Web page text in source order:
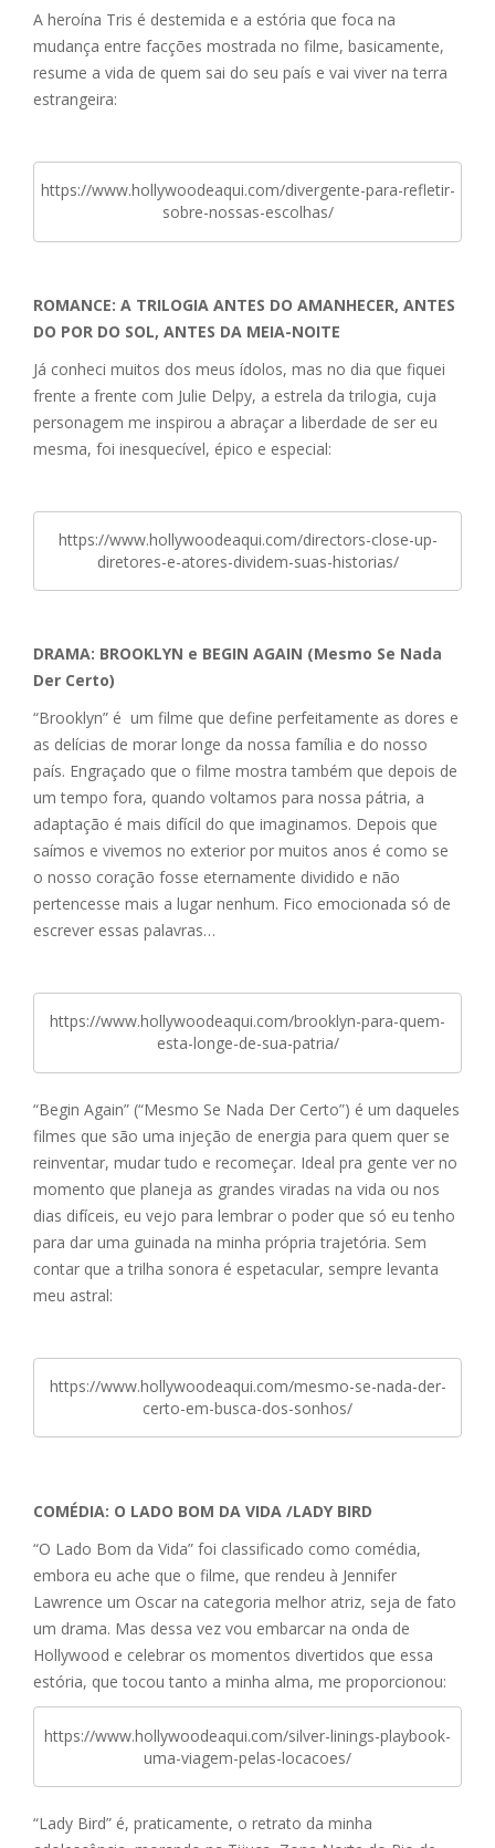
A heroína Tris é destemida e a estória que foca na
mudança entre facções mostrada no filme, basicamente,
resume a vida de quem sai do seu país e vai viver na terra
estrangeira:
https://www.hollywoodeaqui.com/divergente-para-refletir-
sobre-nossas-escolhas/
ROMANCE: A TRILOGIA ANTES DO AMANHECER, ANTES
DO POR DO SOL, ANTES DA MEIA-NOITE
Já conheci muitos dos meus ídolos, mas no dia que fiquei
frente a frente com Julie Delpy, a estrela da trilogia, cuja
personagem me inspirou a abraçar a liberdade de ser eu
mesma, foi inesquecível, épico e especial:
https://www.hollywoodeaqui.com/directors-close-up-
diretores-e-atores-dividem-suas-historias/
DRAMA: BROOKLYN e BEGIN AGAIN (Mesmo Se Nada
Der Certo)
“Brooklyn” é um filme que define perfeitamente as dores e
as delícias de morar longe da nossa família e do nosso
país. Engraçado que o filme mostra também que depois de
um tempo fora, quando voltamos para nossa pátria, a
adaptação é mais difícil do que imaginamos. Depois que
saímos e vivemos no exterior por muitos anos é como se
o nosso coração fosse eternamente dividido e não
pertencesse mais a lugar nenhum. Fico emocionada só de
escrever essas palavras…
https://www.hollywoodeaqui.com/brooklyn-para-quem-
esta-longe-de-sua-patria/
“Begin Again” (“Mesmo Se Nada Der Certo”) é um daqueles
filmes que são uma injeção de energia para quem quer se
reinventar, mudar tudo e recomeçar. Ideal pra gente ver no
momento que planeja as grandes viradas na vida ou nos
dias difíceis, eu vejo para lembrar o poder que só eu tenho
para dar uma guinada na minha própria trajetória. Sem
contar que a trilha sonora é espetacular, sempre levanta
meu astral:
https://www.hollywoodeaqui.com/mesmo-se-nada-der-
certo-em-busca-dos-sonhos/
COMÉDIA: O LADO BOM DA VIDA /LADY BIRD
“O Lado Bom da Vida” foi classificado como comédia,
embora eu ache que o filme, que rendeu à Jennifer
Lawrence um Oscar na categoria melhor atriz, seja de fato
um drama. Mas dessa vez vou embarcar na onda de
Hollywood e celebrar os momentos divertidos que essa
estória, que tocou tanto a minha alma, me proporcionou:
https://www.hollywoodeaqui.com/silver-linings-playbook-
uma-viagem-pelas-locacoes/
“Lady Bird” é, praticamente, o retrato da minha